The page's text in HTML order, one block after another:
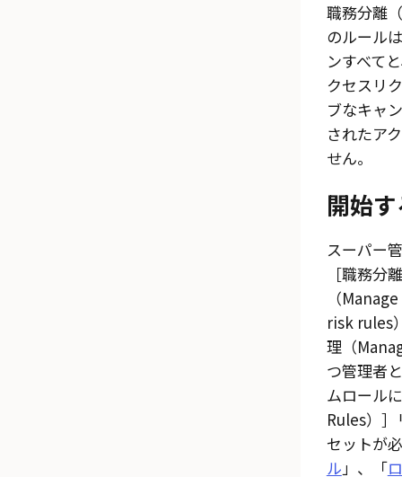
職務分離
のルール
ンすべて
クセスリ
ブなキャ
されたア
せん。
開始
スーパー
職務分
（
risk rules
理（
つ管理者
ムロール
Rules）
セットが
ル」、「